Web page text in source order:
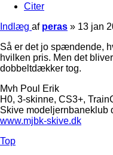
Citer
Indlæg af peras » 13 jan
Så er det jo spændende,
hvilken pris. Men det
dobbeltdækker tog.
Mvh Poul Erik
H0, 3-skinne, CS3+,
Skive modeljernbaneklub
www.mjbk-skive.dk
Top